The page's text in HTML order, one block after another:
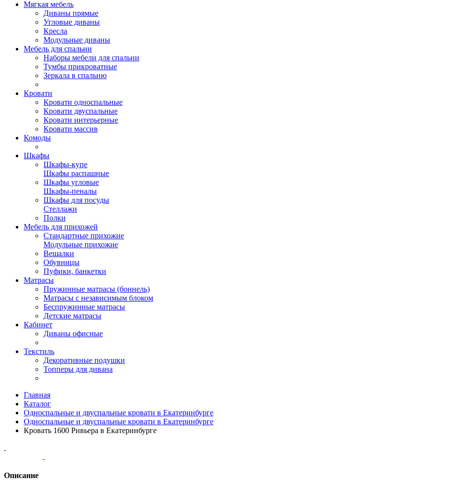
Мягкая мебель
Диваны прямые
Угловые диваны
Кресла
Модульные диваны
Мебель для спальни
Наборы мебели для спальни
Тумбы прикроватные
Зеркала в спальню
Кровати
Кровати односпальные
Кровати двуспальные
Кровати интерьерные
Кровати массив
Комоды
Шкафы
Шкафы-купе
Шкафы распашные
Шкафы угловые
Шкафы-пеналы
Шкафы для посуды
Стеллажи
Полки
Мебель для прихожей
Стандартные прихожие
Модульные прихожие
Вешалки
Обувницы
Пуфики, банкетки
Матрасы
Пружинные матрасы (боннель)
Матрасы с независимым блоком
Беспружинные матрасы
Детские матрасы
Кабинет
Диваны офисные
Текстиль
Декоративные подушки
Топперы для дивана
Главная
Каталог
Односпальные и двуспальные кровати в Екатеринбурге
Односпальные и двуспальные кровати в Екатеринбурге
Кровать 1600 Ривьера в Екатеринбурге
Описание